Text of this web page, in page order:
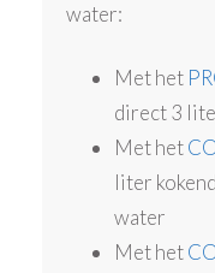
water:
Met het
direct 3
Met het
liter
water
Met het